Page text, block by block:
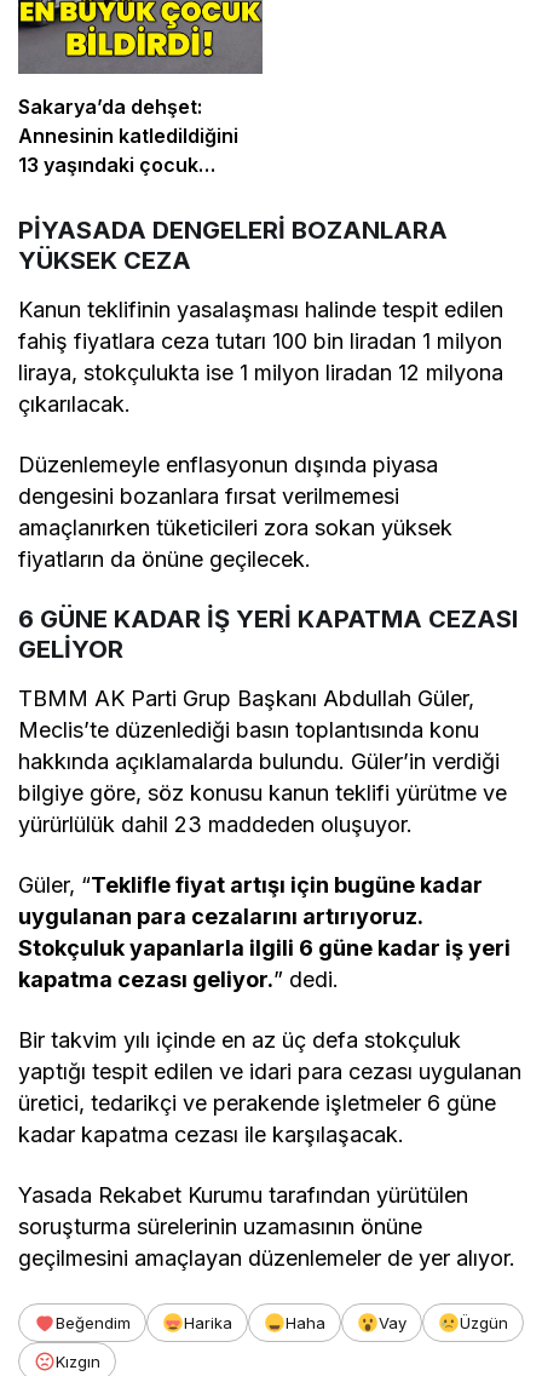
Sakarya’da dehşet:
Annesinin katledildiğini
13 yaşındaki çocuk
PİYASADA DENGELERİ BOZANLARA
YÜKSEK CEZA
Kanun teklifinin yasalaşması halinde tespit edilen
fahiş fiyatlara ceza tutarı 100 bin liradan 1 milyon
liraya, stokçulukta ise 1 milyon liradan 12 milyona
çıkarılacak.
Düzenlemeyle enflasyonun dışında piyasa
dengesini bozanlara fırsat verilmemesi
amaçlanırken tüketicileri zora sokan yüksek
fiyatların da önüne geçilecek.
6 GÜNE KADAR İŞ YERİ KAPATMA CEZASI
GELİYOR
TBMM AK Parti Grup Başkanı Abdullah Güler,
Meclis’te düzenlediği basın toplantısında konu
hakkında açıklamalarda bulundu. Güler’in verdiği
bilgiye göre, söz konusu kanun teklifi yürütme ve
yürürlülük dahil 23 maddeden oluşuyor.
Güler, “Teklifle fiyat artışı için bugüne kadar
uygulanan para cezalarını artırıyoruz.
Stokçuluk yapanlarla ilgili 6 güne kadar iş yeri
kapatma cezası geliyor.” dedi.
Bir takvim yılı içinde en az üç defa stokçuluk
yaptığı tespit edilen ve idari para cezası uygulanan
üretici, tedarikçi ve perakende işletmeler 6 güne
kadar kapatma cezası ile karşılaşacak.
Yasada Rekabet Kurumu tarafından yürütülen
soruşturma sürelerinin uzamasının önüne
geçilmesini amaçlayan düzenlemeler de yer alıyor.
Beğendim Harika Haha Vay
Üzgün
Kızgın